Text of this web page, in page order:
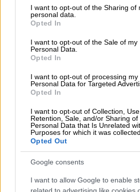
not limited to your visit or usage
grant or deny consent to Google and
use your data for below specified
consent section.
I want to opt-out of the Sharing of
personal data.
Opted In
I want to opt-out of the Sale of my
Personal Data.
Opted In
I want to opt-out of processing my
Personal Data for Targeted
Opted In
I want to opt-out of Collection, Use,
Retention, Sale, and/or Sharing of
Personal Data that Is Unrelated
Purposes for which it was collected.
Opted Out
Google consents
I want to allow Google to enable
related to advertising like cookies
εκατοντάδες χιλιάδες
ευθύνη.
Η μουσική του ΛΕΞ και
αυτού του ύφους δημιουργεί
«γλωσσικό θόρυβο» μέσα
ακούγονται πλέον λέξεις για
αξιοπρέπεια, δημιουργία.
ποτά, μίσος, προδοσία και
δικό μας τρόπο». Ένα
διαμορφώνει νοοτροπίες.
Ενας σύγχρονος